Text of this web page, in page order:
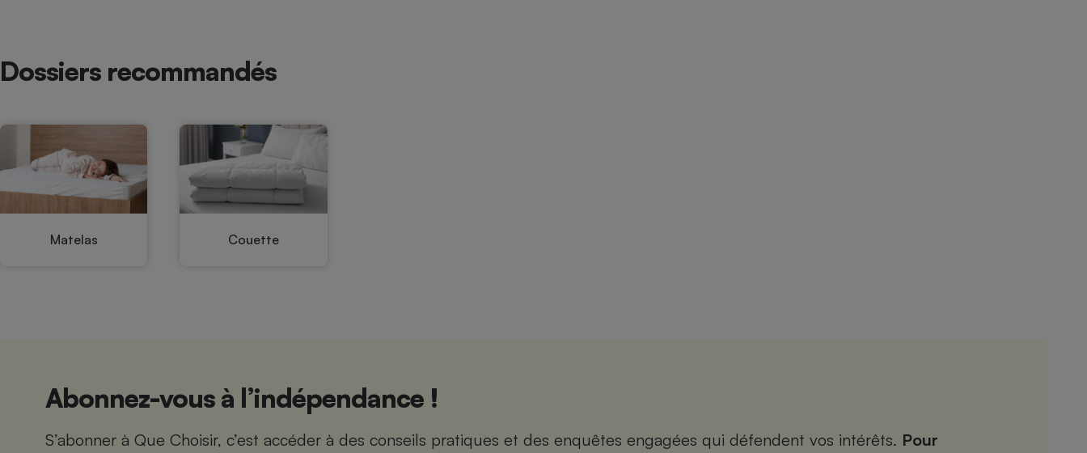
Dossiers recommandés
Matelas Couette
Abonnez-vous à l’indépendance !
S’abonner à Que Choisir, c’est accéder à des conseils pratiques et des enquêtes engagées qui défendent vos intérêts. Pour
Plaque de cuisson à
Cafetière à expressos Réfrigérateur
Téléphone mobile -
Smartphone
Antivirus
Climatiseur -
Ventilateur